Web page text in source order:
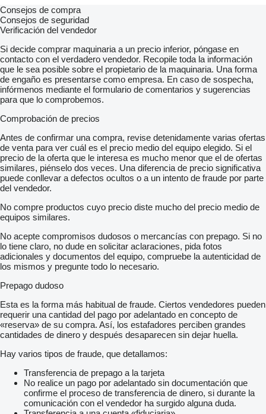
Consejos de compra
Consejos de seguridad
Verificación del vendedor
Si decide comprar maquinaria a un precio inferior, póngase en
contacto con el verdadero vendedor. Recopile toda la información
que le sea posible sobre el propietario de la maquinaria. Una forma
de engaño es presentarse como empresa. En caso de sospecha,
infórmenos mediante el formulario de comentarios y sugerencias
para que lo comprobemos.
Comprobación de precios
Antes de confirmar una compra, revise detenidamente varias ofertas
de venta para ver cuál es el precio medio del equipo elegido. Si el
precio de la oferta que le interesa es mucho menor que el de ofertas
similares, piénselo dos veces. Una diferencia de precio significativa
puede conllevar a defectos ocultos o a un intento de fraude por parte
del vendedor.
No compre productos cuyo precio diste mucho del precio medio de
equipos similares.
No acepte compromisos dudosos o mercancías con prepago. Si no
lo tiene claro, no dude en solicitar aclaraciones, pida fotos
adicionales y documentos del equipo, compruebe la autenticidad de
los mismos y pregunte todo lo necesario.
Prepago dudoso
Esta es la forma más habitual de fraude. Ciertos vendedores pueden
requerir una cantidad del pago por adelantado en concepto de
«reserva» de su compra. Así, los estafadores perciben grandes
cantidades de dinero y después desaparecen sin dejar huella.
Hay varios tipos de fraude, que detallamos:
Transferencia de prepago a la tarjeta
No realice un pago por adelantado sin documentación que
confirme el proceso de transferencia de dinero, si durante la
comunicación con el vendedor ha surgido alguna duda.